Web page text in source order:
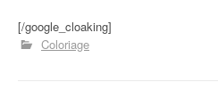
[/google_cloaking]
Coloriage